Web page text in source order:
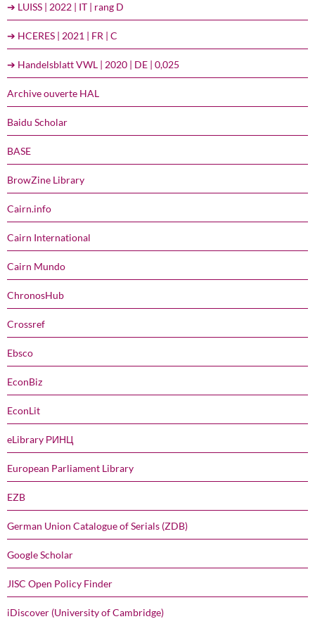
➔ LUISS | 2022 | IT | rang D
➔ HCERES | 2021 | FR | C
➔ Handelsblatt VWL | 2020 | DE | 0,025
Archive ouverte HAL
Baidu Scholar
BASE
BrowZine Library
Cairn.info
Cairn International
Cairn Mundo
ChronosHub
Crossref
Ebsco
EconBiz
EconLit
eLibrary РИНЦ
European Parliament Library
EZB
German Union Catalogue of Serials (ZDB)
Google Scholar
JISC Open Policy Finder
iDiscover (University of Cambridge)